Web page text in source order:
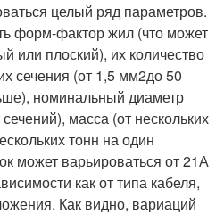
целый ряд параметров.
форм-фактор жил (что может
или плоский), их количество
сечения (от 1,5 мм2до 50
номинальный диаметр
масса (от нескольких
тонн на один
может варьироваться от 21А
как от типа кабеля,
Как видно, вариаций